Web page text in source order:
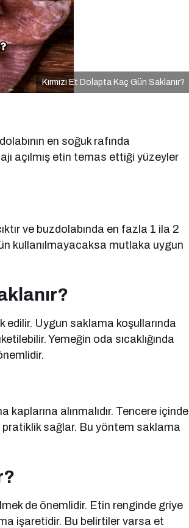
Kırmızı Et Dolapta Kaç Gün Saklanır?
en soğuk rafında
açılmış etin temas ettiği yüzeyler
ve buzdolabında en fazla 1 ila 2
kullanılmayacaksa mutlaka uygun
edilir. Uygun saklama koşullarında
Yemeğin oda sıcaklığında
alınmalıdır. Tencere içinde
pratiklik sağlar. Bu yöntem saklama
de önemlidir. Etin renginde griye
işaretidir. Bu belirtiler varsa et